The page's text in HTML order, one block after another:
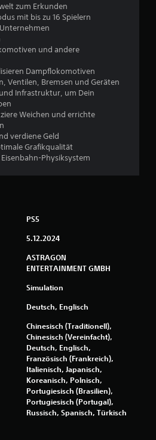
zum Erkunden
mit bis zu 16 Spielern
und andere
Dampflokomotiven
Ventilen, Bremsen und Geräten
Infrastruktur, um Dein
Weichen und errichte
verdiene Geld
Grafikqualität
Physiksystem
PS5
5.12.2024
ASTRAGON
ENTERTAINMENT GMBH
Simulation
Deutsch, Englisch
Chinesisch (Traditionell),
Chinesisch (Vereinfacht),
Deutsch, Englisch,
Französisch (Frankreich),
Italienisch, Japanisch,
Koreanisch, Polnisch,
Portugiesisch (Brasilien),
Portugiesisch (Portugal),
Russisch, Spanisch, Türkisch